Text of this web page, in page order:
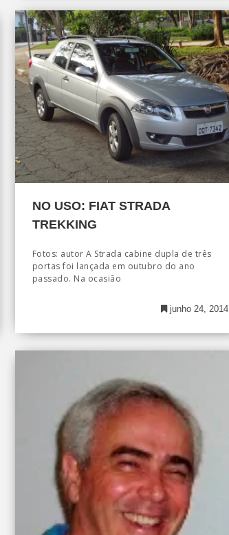
NO USO: FIAT STRADA
TREKKING
Fotos: autor A Strada cabine dupla de três
portas foi lançada em outubro do ano
passado. Na ocasião
junho 24, 2014